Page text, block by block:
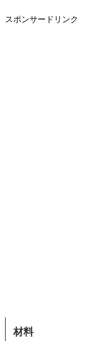
スポンサードリンク
材料